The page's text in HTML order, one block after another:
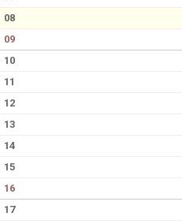
08
09
10
11
12
13
14
15
16
17